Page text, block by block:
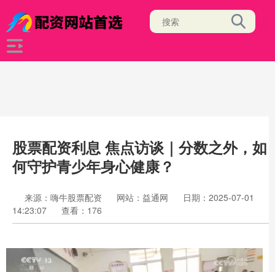
股票配资利息 焦点访谈｜分数之外，如
何守护青少年身心健康？
来源：嗨牛股票配资 网站：益通网
日期：2025-07-01
14:23:07
查看：176